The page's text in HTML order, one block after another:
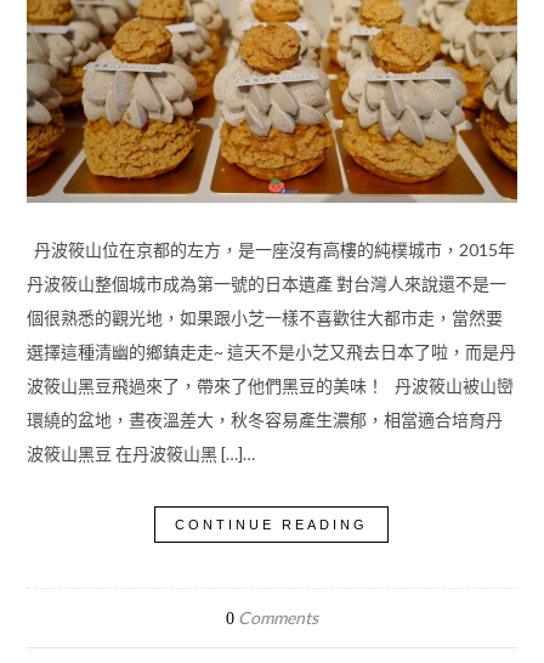
丹波筱山位在京都的左方，是一座沒有高樓的純樸城市，2015年
丹波筱山整個城市成為第一號的日本遺產 對台灣人來說還不是一
個很熟悉的觀光地，如果跟小芝一樣不喜歡往大都市走，當然要
選擇這種清幽的鄉鎮走走~ 這天不是小芝又飛去日本了啦，而是丹
波筱山黑豆飛過來了，帶來了他們黑豆的美味！ 丹波筱山被山巒
環繞的盆地，晝夜溫差大，秋冬容易產生濃郁，相當適合培育丹
波筱山黑豆 在丹波筱山黑 […]…
CONTINUE READING
0Comments